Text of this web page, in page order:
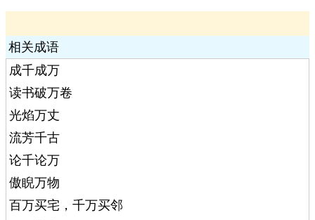
相关成语
成千成万
读书破万卷
光焰万丈
流芳千古
论千论万
傲睨万物
百万买宅，千万买邻